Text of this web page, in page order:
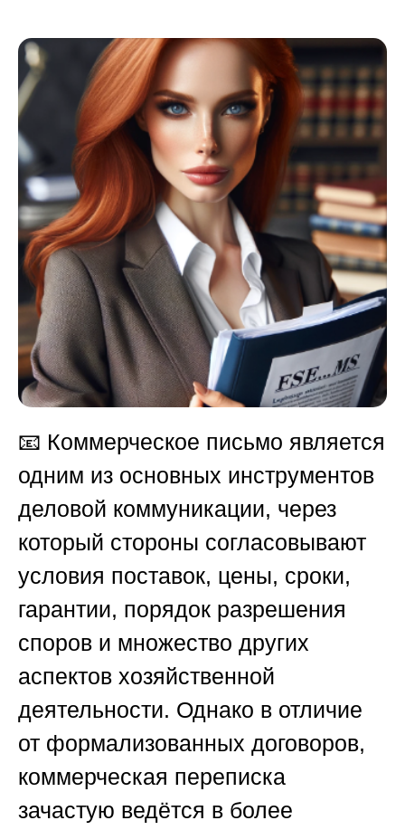
📧 Коммерческое письмо является
одним из основных инструментов
деловой коммуникации, через
который стороны согласовывают
условия поставок, цены, сроки,
гарантии, порядок разрешения
споров и множество других
аспектов хозяйственной
деятельности. Однако в отличие
от формализованных договоров,
коммерческая переписка
зачастую ведётся в более